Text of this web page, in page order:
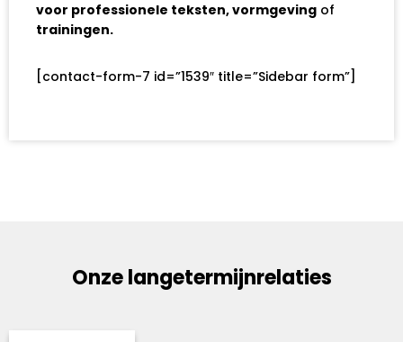
voor professionele teksten, vormgeving of
trainingen.
[contact-form-7 id=”1539″ title=”Sidebar form”]
Onze langetermijnrelaties